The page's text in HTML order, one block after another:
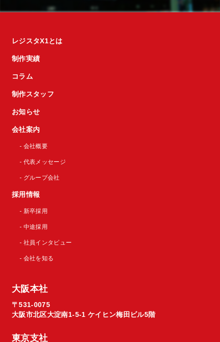
レジスタX1とは
制作実績
コラム
制作スタッフ
お知らせ
会社案内
- 会社概要
- 代表メッセージ
- グループ会社
採用情報
- 新卒採用
- 中途採用
- 社員インタビュー
- 会社を知る
大阪本社
〒531-0075
大阪市北区大淀南1-5-1 ケイヒン梅田ビル5階
東京支社